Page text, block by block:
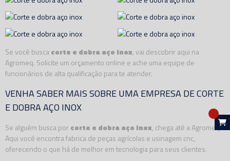
Se você buscacorte e dobra aço inox, vai descobrir aqui na
Agromeq. Solicite um orçamento online e ache uma equipe de
funcionários de alta qualificação para te atender.
VENHA SABER MAIS SOBRE UMA EMPRESA DE CORTE
E DOBRA AÇO INOX
Se alguém busca porcorte e dobra aço inox, chega até a Agromeq.
Aqui você encontra fabrica de peças agrícolas e usinagem cnc,
oferecendo o que há de melhor em tecnologia para seus clientes.